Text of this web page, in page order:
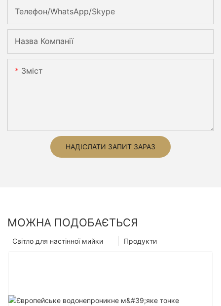
Телефон/WhatsApp/Skype
Назва Компанії
Зміст
НАДІСЛАТИ ЗАПИТ ЗАРАЗ
МОЖНА ПОДОБАЄТЬСЯ
Продукти
Світло для настінної мийки